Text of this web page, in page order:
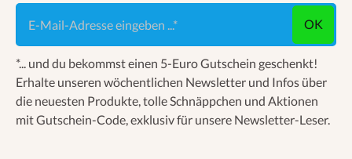
E-Mail-Adresse eingeben ...
OK
*... und du bekommst einen 5-Euro Gutschein geschenkt!
Erhalte unseren wöchentlichen Newsletter und Infos über
die neuesten Produkte, tolle Schnäppchen und Aktionen
mit Gutschein-Code, exklusiv für unsere Newsletter-Leser.